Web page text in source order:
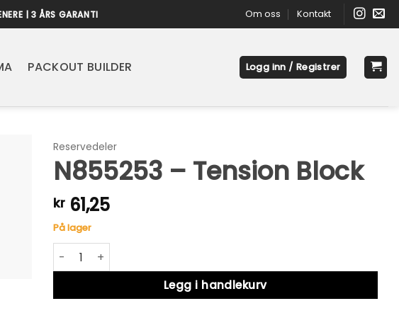
| 3 ÅRS GARANTI Om oss Kontakt
PACKOUT BUILDER Logg inn / Registrer
Reservedeler
N855253 – Tension Block
kr61,25
På lager
N855253 - Tension Block antall
Legg i handlekurv
Alternative: